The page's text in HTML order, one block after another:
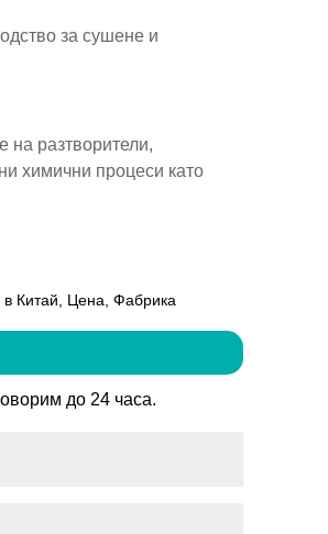
за сушене и
на разтворители,
химични процеси като
Китай, Цена, Фабрика
до 24 часа.